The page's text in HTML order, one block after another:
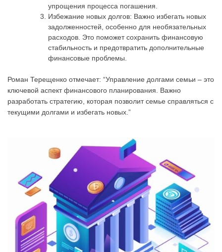
упрощения процесса погашения.
Избежание новых долгов: Важно избегать новых
задолженностей, особенно для необязательных
расходов. Это поможет сохранить финансовую
стабильность и предотвратить дополнительные
финансовые проблемы.
Роман Терещенко отмечает: “Управление долгами семьи – это
ключевой аспект финансового планирования. Важно
разработать стратегию, которая позволит семье справляться с
текущими долгами и избегать новых.”